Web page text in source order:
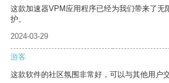
这款加速器VPM应用程序已经为我们带来了无
护。
2024-03-29
游客
这款软件的社区氛围非常好，可以与其他用户